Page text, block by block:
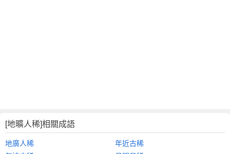
[地曠人稀]相關成語
地廣人稀
年近古稀